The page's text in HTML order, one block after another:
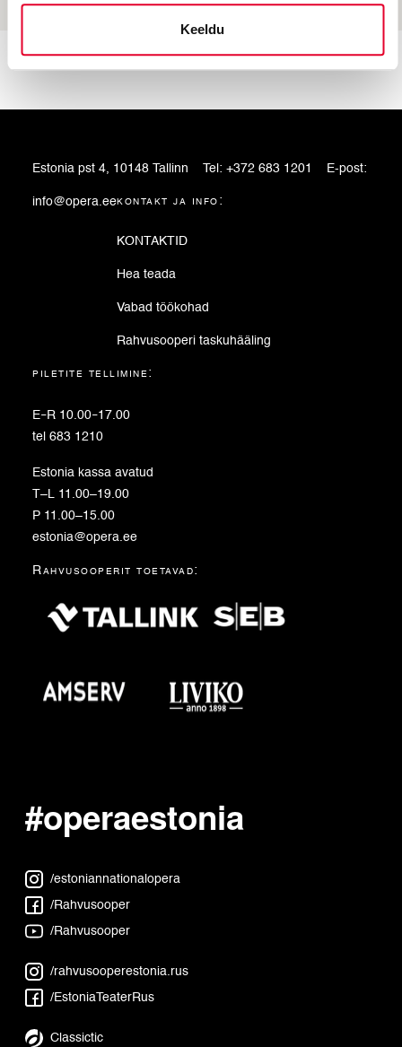
Keeldu
#operaestonia
/estoniannationalopera
/Rahvusooper
/Rahvusooper
/rahvusooperestonia.rus
/EstoniaTeaterRus
Classictic
Estonia pst 4, 10148 Tallinn Tel: +372 683 1201 E-post:
info@opera.eekontakt ja info:
KONTAKTID
Hea teada
Vabad töökohad
Rahvusooperi taskuhääling
piletite tellimine:
E–R 10.00–17.00
tel 683 1210
Estonia kassa avatud
T–L 11.00–19.00
P 11.00–15.00
estonia@opera.ee
Rahvusooperit toetavad: